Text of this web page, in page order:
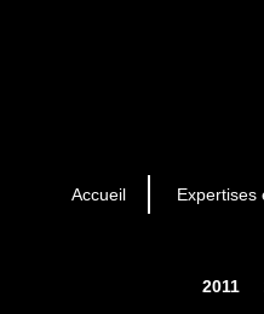
Accueil Expertises
2011